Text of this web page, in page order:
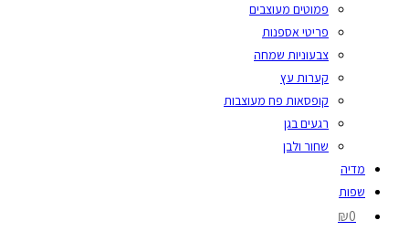
פמוטים מעוצבים
פריטי אספנות
צבעוניות שמחה
קערות עץ
קופסאות פח מעוצבות
רגעים בגן
שחור ולבן
מדיה
שפות
₪0